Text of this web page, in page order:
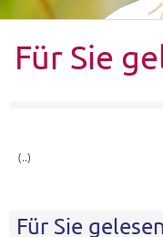
Für Sie
(..)
Für Sie gelesen